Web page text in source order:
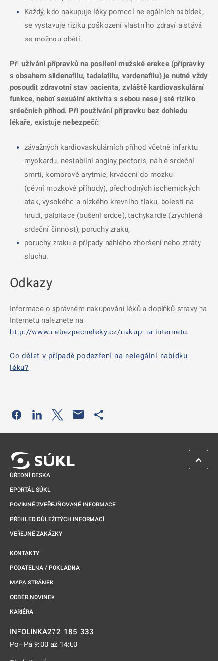
Každý, kdo nakupuje léky pomocí nelegálních nabídek,
se vystavuje riziku poškození vlastního zdraví a stává
se možnou obětí.
Při užívání přípravků na posílení mužské erekce (přípravky
s obsahem sildenafilu, tadalafilu, vardenafilu) je nutné vždy
posoudit zdravotní stav pacienta, zvláště kardiovaskulární
funkce, neboť sexuální aktivita s sebou nese jisté riziko
srdečních příhod. Při používání přípravku bez dohledu
lékaře, existuje nebezpečí:
závažných kardiovaskulárních příhod včetně infarktu
myokardu, nestabilní anginy pectoris, náhlé srdeční
smrti, komorové arytmie, krvácení do mozku
(cévní mozkové příhody), přechodných ischemických
atak, vysokého a nízkého krevního tlaku, bolesti na
hrudi, palpitace (bušení srdce), tachykardie (zrychlená
srdeční činnost), poruchy zraku,
poruchy zraku a případy náhlého zhoršení nebo ztráty
sluchu.
Odkazy
Informace o správném nakupování léků a doplňků stravy na
Internetu naleznete na
http://www.nebezpecneleky.cz/nakup-na-internetu.
Co dělat v případě podezření na nelegální nabídku
léku?
Odkaz se otevře na nové kartě
Odkaz se otevře na nové kartě
Odkaz se otevře na nové kartě
ÚŘEDNÍ DESKA
EPORTÁL SÚKL
POVINNĚ ZVEŘEJŇOVANÉ INFORMACE
PŘEHLED DŮLEŽITÝCH INFORMACÍ
VEŘEJNÉ ZAKÁZKY
KONTAKTY
PODATELNA / POKLADNA
MAPA STRÁNEK
ODBĚR NOVINEK
KARIÉRA
INFOLINKA272 185 333
Po–Pá 9:00 až 14:00
ZPĚT